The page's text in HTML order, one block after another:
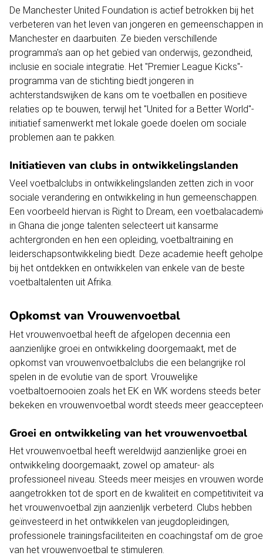
De Manchester United Foundation is actief betrokken bij het
verbeteren van het leven van jongeren en gemeenschappen in
Manchester en daarbuiten. Ze bieden verschillende
programma's aan op het gebied van onderwijs, gezondheid,
inclusie en sociale integratie. Het "Premier League Kicks"-
programma van de stichting biedt jongeren in
achterstandswijken de kans om te voetballen en positieve
relaties op te bouwen, terwijl het "United for a Better World"-
initiatief samenwerkt met lokale goede doelen om sociale
problemen aan te pakken.
Initiatieven van clubs in ontwikkelingslanden
Veel voetbalclubs in ontwikkelingslanden zetten zich in voor
sociale verandering en ontwikkeling in hun gemeenschappen.
Een voorbeeld hiervan is Right to Dream, een
in Ghana die jonge talenten selecteert uit kansarme
achtergronden en hen een opleiding, voetbaltraining en
leiderschapsontwikkeling biedt. Deze academie heeft
bij het ontdekken en ontwikkelen van enkele van de beste
voetbaltalenten uit Afrika.
Opkomst van Vrouwenvoetbal
Het vrouwenvoetbal heeft de afgelopen decennia een
aanzienlijke groei en ontwikkeling doorgemaakt, met de
opkomst van vrouwenvoetbalclubs die een belangrijke rol
spelen in de evolutie van de sport. Vrouwelijke
voetbaltoernooien zoals het EK en WK wordens steeds beter
bekeken en vrouwenvoetbal wordt steeds meer
Groei en ontwikkeling van het vrouwenvoetbal
Het vrouwenvoetbal heeft wereldwijd aanzienlijke groei en
ontwikkeling doorgemaakt, zowel op amateur- als
professioneel niveau. Steeds meer meisjes en vrouwen
aangetrokken tot de sport en de kwaliteit en competitiviteit
het vrouwenvoetbal zijn aanzienlijk verbeterd. Clubs hebben
geïnvesteerd in het ontwikkelen van jeugdopleidingen,
professionele trainingsfaciliteiten en coachingstaf om de
van het vrouwenvoetbal te stimuleren.